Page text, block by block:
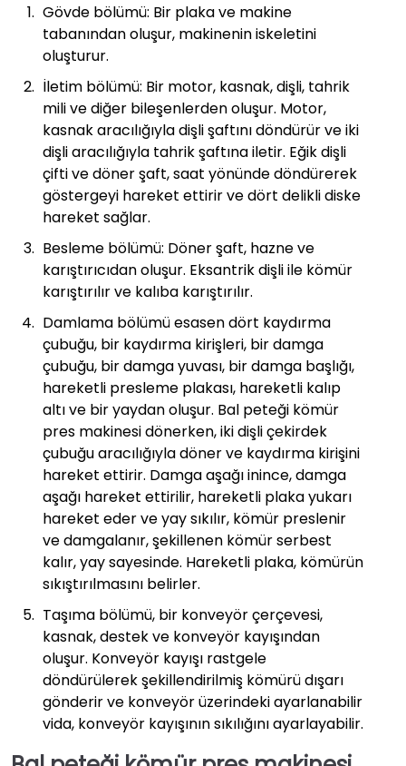
Gövde bölümü: Bir plaka ve makine
tabanından oluşur, makinenin iskeletini
oluşturur.
İletim bölümü: Bir motor, kasnak, dişli, tahrik
mili ve diğer bileşenlerden oluşur. Motor,
kasnak aracılığıyla dişli şaftını döndürür ve iki
dişli aracılığıyla tahrik şaftına iletir. Eğik dişli
çifti ve döner şaft, saat yönünde döndürerek
göstergeyi hareket ettirir ve dört delikli diske
hareket sağlar.
Besleme bölümü: Döner şaft, hazne ve
karıştırıcıdan oluşur. Eksantrik dişli ile kömür
karıştırılır ve kalıba karıştırılır.
Damlama bölümü esasen dört kaydırma
çubuğu, bir kaydırma kirişleri, bir damga
çubuğu, bir damga yuvası, bir damga başlığı,
hareketli presleme plakası, hareketli kalıp
altı ve bir yaydan oluşur. Bal peteği kömür
pres makinesi dönerken, iki dişli çekirdek
çubuğu aracılığıyla döner ve kaydırma kirişini
hareket ettirir. Damga aşağı inince, damga
aşağı hareket ettirilir, hareketli plaka yukarı
hareket eder ve yay sıkılır, kömür preslenir
ve damgalanır, şekillenen kömür serbest
kalır, yay sayesinde. Hareketli plaka, kömürün
sıkıştırılmasını belirler.
Taşıma bölümü, bir konveyör çerçevesi,
kasnak, destek ve konveyör kayışından
oluşur. Konveyör kayışı rastgele
döndürülerek şekillendirilmiş kömürü dışarı
gönderir ve konveyör üzerindeki ayarlanabilir
vida, konveyör kayışının sıkılığını ayarlayabilir.